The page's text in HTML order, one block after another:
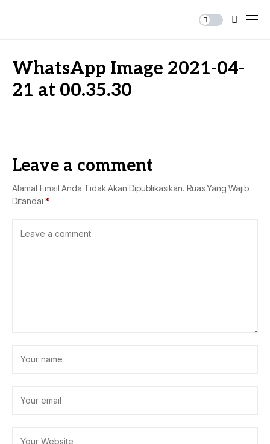
WhatsApp Image 2021-04-
21 at 00.35.30
Leave a comment
Alamat Email Anda Tidak Akan Dipublikasikan. Ruas Yang Wajib
Ditandai *